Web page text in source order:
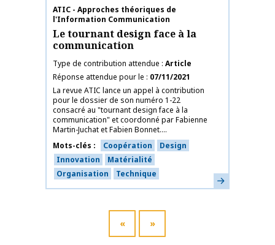
Nom de la publication
ATIC - Approches théoriques de
l'Information Communication
Le tournant design face à la
communication
Type de contribution attendue Article
Réponse attendue pour le
07/11/2021
La revue ATIC lance un appel à contribution
pour le dossier de son numéro 1-22
consacré au "tournant design face à la
communication" et coordonné par Fabienne
Martin-Juchat et Fabien Bonnet....
Mots-clés
Coopération
Design
Innovation
Matérialité
Organisation
Technique En savoir plus
« »